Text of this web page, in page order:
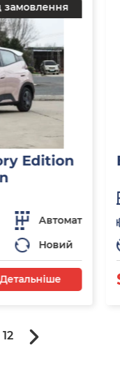
замовлення
Edition
Автомат
Новий
Детальніше
12